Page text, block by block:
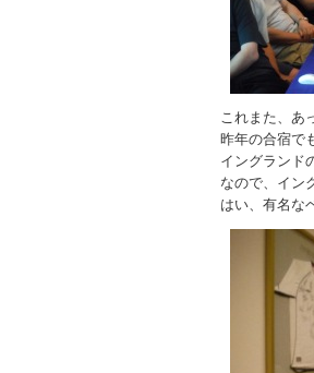
これまた、あ
昨年の合宿で
イングランド
なので、イン
はい、有名な